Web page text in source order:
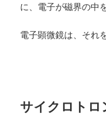
に、電子が磁界の中
電子顕微鏡は、それ
サイクロトロ